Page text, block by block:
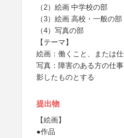
（2）絵画 中学校の部
（3）絵画 高校・一般の部
（4）写真の部
【テーマ】
絵画：働くこと、または
写真：障害のある方の仕
影したものとする
提出物
【絵画】
●作品